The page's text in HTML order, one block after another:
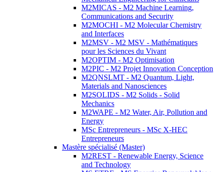
M2MICAS - M2 Machine Learning,
Communications and Security
M2MOCHI - M2 Molecular Chemistry
and Interfaces
M2MSV - M2 MSV - Mathématiques
pour les Sciences du Vivant
M2OPTIM - M2 Optimisation
M2PIC - M2 Projet Innovation Conception
M2QNSLMT - M2 Quantum, Light,
Materials and Nanosciences
M2SOLIDS - M2 Solids - Solid
Mechanics
M2WAPE - M2 Water, Air, Pollution and
Energy
MSc Entrepreneurs - MSc X-HEC
Entrepreneurs
Mastère spécialisé (Master)
M2REST - Renewable Energy, Science
and Technology